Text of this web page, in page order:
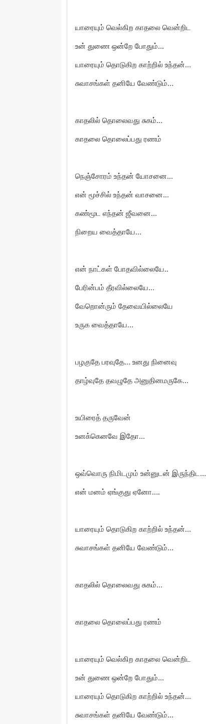
யாரையும் வெல்கிற காதலை வென்றிட
உன் துணை ஒன்றே போதும்…
யாரையும் தொடுகிற காற்றில் உந்தன்…
சுவாசங்கள் தனியே வேண்டும்…
காதலில் தொலைவது சுகம்…
காதலை தொலைப்பது ரணம்
நெஞ்சோரம் உந்தன் யோசனை…
என் மூச்சில் உந்தன் வாசனை…
கண்மூட எந்தன் ஜீவனை…
நிறைய வைத்தாயே…
என் நாட்கள் போதவில்லையே..
பேரின்பம் தீரவில்லையே…
வேறொன்ரும் தேவையில்லையே
உருக வைத்தாயே…
பழகுதே பரவுதே… உனது நினைவு
தாழ்வுதே தவழுதே அனுதினமருகே…
உயிரைத் தருவேன்
உனக்கெனவே இதோ…
ஒவ்வொரு நிமிடமும் உன்னுடன் இருந்திட…
என் மனம் ஏங்குது ஏனோ….
யாரையும் தொடுகிற காற்றில் உந்தன்…
சுவாசங்கள் தனியே வேண்டும்…
காதலில் தொலைவது சுகம்…
காதலை தொலைப்பது ரணம்
யாரையும் வெல்கிற காதலை வென்றிட
உன் துணை ஒன்றே போதும்…
யாரையும் தொடுகிற காற்றில் உந்தன்…
சுவாசங்கள் தனியே வேண்டும்…